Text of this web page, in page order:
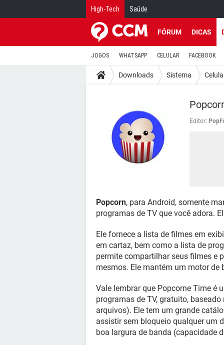
High-Tech Saúde
FÓRUM DICAS
JOGOS WHATSAPP CELULAR FACEBOOK
Downloads Sistema
Editor:
Popcorn, para Android, somente
programas de TV que você adora.
Ele fornece a lista de filmes em
em cartaz, bem como a lista de
permite compartilhar seus filmes e
mesmos. Ele mantém um motor
Vale lembrar que Popcorne Time é
programas de TV, gratuito,
arquivos). Ele tem um grande
assistir sem bloqueio qualquer um
boa largura de banda (capacidade